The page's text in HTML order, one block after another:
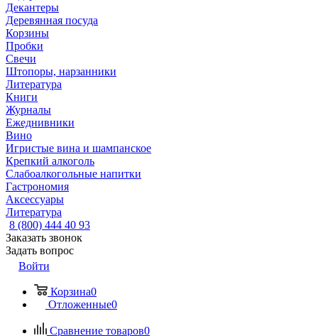
Декантеры
Деревянная посуда
Корзины
Пробки
Свечи
Штопоры, нарзанники
Литература
Книги
Журналы
Ежеднивники
Вино
Игристые вина и шампанское
Крепкий алкоголь
Слабоалкогольные напитки
Гастрономия
Аксессуары
Литература
8 (800) 444 40 93
Заказать звонок
Задать вопрос
Войти
Корзина0
Отложенные0
Сравнение товаров0